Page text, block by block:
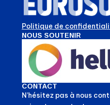
Politique de
NOUS SOUTENIR
CONTACT
N’hésitez pas à nous